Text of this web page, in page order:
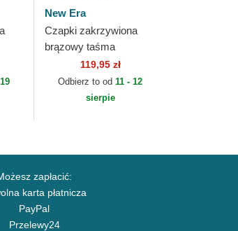
New Era
Czapki zakrzywiona
brązowy taśma
regulowana 9FORTY
League Essential New
York Yankees MLB New
119,95 zł
Odbierz to od11 - 12
sierpie
zapłacić:
karta płatnicza
PayPal
Przelewy24